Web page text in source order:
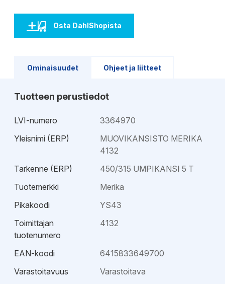
Osta DahlShopista
Ominaisuudet Ohjeet ja liitteet
Tuotteen perustiedot
LVI-numero
3364970
Yleisnimi (ERP)
MUOVIKANSISTO MERIKA
4132
Tarkenne (ERP)
450/315 UMPIKANSI 5 T
Tuotemerkki
Merika
Pikakoodi
YS43
Toimittajan
tuotenumero
4132
EAN-koodi
6415833649700
Varastoitavuus
Varastoitava